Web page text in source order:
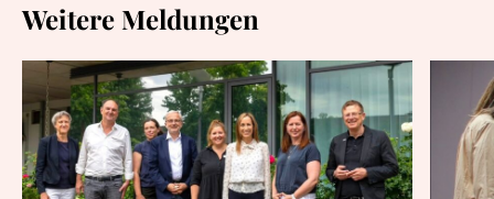
Weitere Meldungen